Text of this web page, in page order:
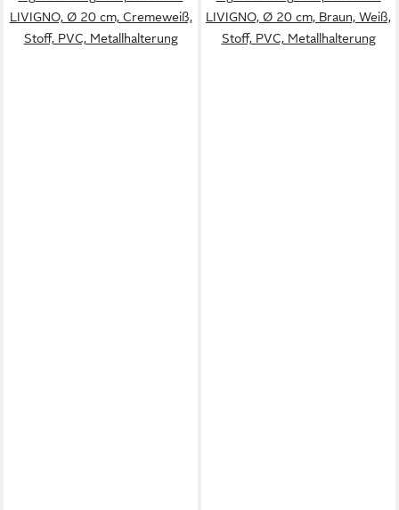
LIVIGNO, Ø 20 cm, Cremeweiß,
Stoff, PVC, Metallhalterung
LIVIGNO, Ø 20 cm, Braun, Weiß,
Stoff, PVC, Metallhalterung